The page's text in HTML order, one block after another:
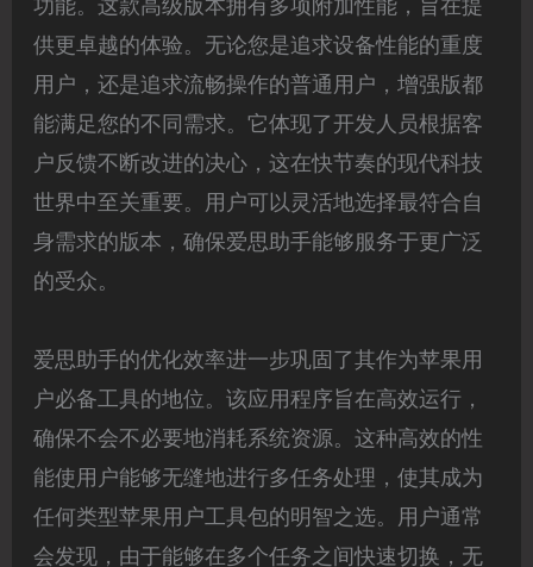
功能。这款高级版本拥有多项附加性能，旨在提
供更卓越的体验。无论您是追求设备性能的重度
用户，还是追求流畅操作的普通用户，增强版都
能满足您的不同需求。它体现了开发人员根据客
户反馈不断改进的决心，这在快节奏的现代科技
世界中至关重要。用户可以灵活地选择最符合自
身需求的版本，确保爱思助手能够服务于更广泛
的受众。
爱思助手的优化效率进一步巩固了其作为苹果用
户必备工具的地位。该应用程序旨在高效运行，
确保不会不必要地消耗系统资源。这种高效的性
能使用户能够无缝地进行多任务处理，使其成为
任何类型苹果用户工具包的明智之选。用户通常
会发现，由于能够在多个任务之间快速切换，无